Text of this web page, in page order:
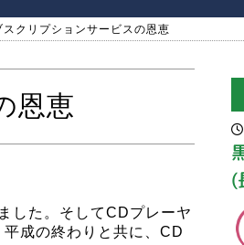
スクリプションサービスの恩恵
恩恵
した。そしてCDプレーヤ
成の終わりと共に、CD
(